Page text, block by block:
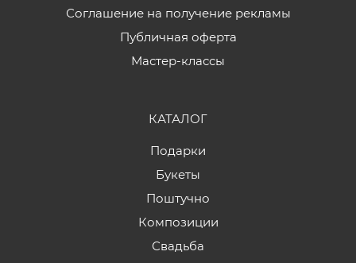
Соглашение на получение рекламы
Публичная оферта
Мастер-классы
КАТАЛОГ
Подарки
Букеты
Поштучно
Композиции
Свадьба